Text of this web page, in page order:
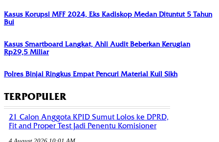
Kasus Korupsi MFF 2024, Eks Kadiskop Medan Dituntut 5 Tahun
Bui
Kasus Smartboard Langkat, Ahli Audit Beberkan Kerugian
Rp29,5 Miliar
Polres Binjai Ringkus Empat Pencuri Material Kuil Sikh
TERPOPULER
21 Calon Anggota KPID Sumut Lolos ke DPRD,
Fit and Proper Test Jadi Penentu Komisioner